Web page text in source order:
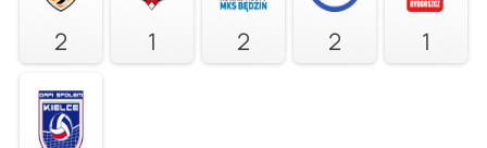
2 1 2 2 1